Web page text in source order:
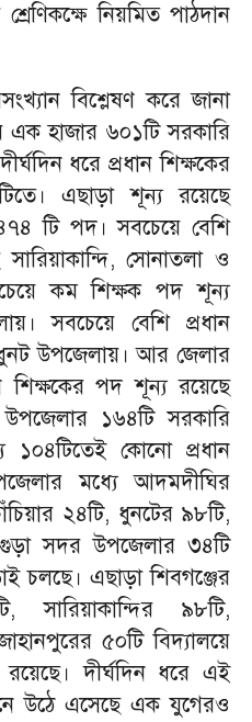
নিয়মিত পাঠদান
বিশ্লেষণ করে জানা
হাজার ৬০১টি সরকারি
ধরে প্রধান শিক্ষকের
এছাড়া শূন্য রয়েছে
টি পদ। সবচেয়ে বেশি
সোনাতলা ও
কম শিক্ষক পদ শূন্য
সবচেয়ে বেশি প্রধান
উপজেলায়। আর জেলার
শিক্ষকের পদ শূন্য রয়েছে
১৬৪টি সরকারি
১০৪টিতেই কোনো প্রধান
মধ্যে আদমদীঘির
২৪টি, ধুনটের ৯৮টি,
সদর উপজেলার ৩৪টি
চলছে। এছাড়া শিবগঞ্জের
সারিয়াকান্দির ৯৮টি,
৫০টি বিদ্যালয়ে
দীর্ঘদিন ধরে এই
উঠে এসেছে এক যুগেরও